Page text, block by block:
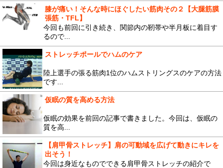
膝が痛い！そんな時にほぐしたい筋肉その２【大腿筋膜
張筋・TFL】
今回も前回に引き続き、関節内の靭帯や半月板に着目す
るので...
ストレッチポールでハムのケア
陸上選手の張る筋肉1位のハムストリングスのケアの方法
です...
仮眠の質を高める方法
仮眠の効果を前回の記事で書きました。今回は、仮眠の
質を高...
【肩甲骨ストレッチ】肩の可動域を広げて動きにキレを
出そう！
今回は身近なものでできる肩甲骨ストレッチの紹介で